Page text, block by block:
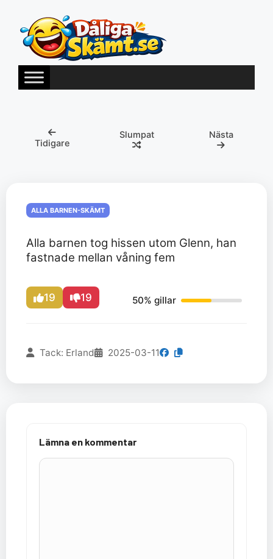
innehåll
Tidigare
Slumpat Nästa
ALLA BARNEN-SKÄMT
Alla barnen tog hissen utom Glenn, han
fastnade mellan våning fem
19 19 50% gillar
Tack: Erland 2025-03-11
Lämna en kommentar
Kommentar